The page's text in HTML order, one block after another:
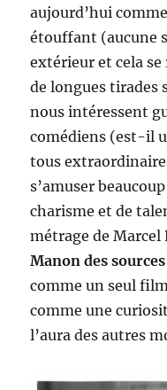
aujourd’hui
étouffant (aucune
extérieur et cela
de longues tirades
nous intéressent
comédiens (est-il
tous
s’amuser
charisme et de
métrage de Marcel
Manon des
comme un seul
comme une
l’aura des autres